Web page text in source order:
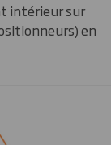
intérieur sur
en